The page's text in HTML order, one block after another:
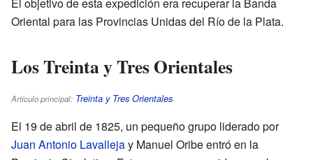
Oriental para las Provincias Unidas del Río de la Plata.
Los Treinta y Tres Orientales
Artículo principal: Treinta y Tres Orientales
El 19 de abril de 1825, un pequeño grupo liderado por
Juan Antonio Lavallejay Manuel Oribe entró en la